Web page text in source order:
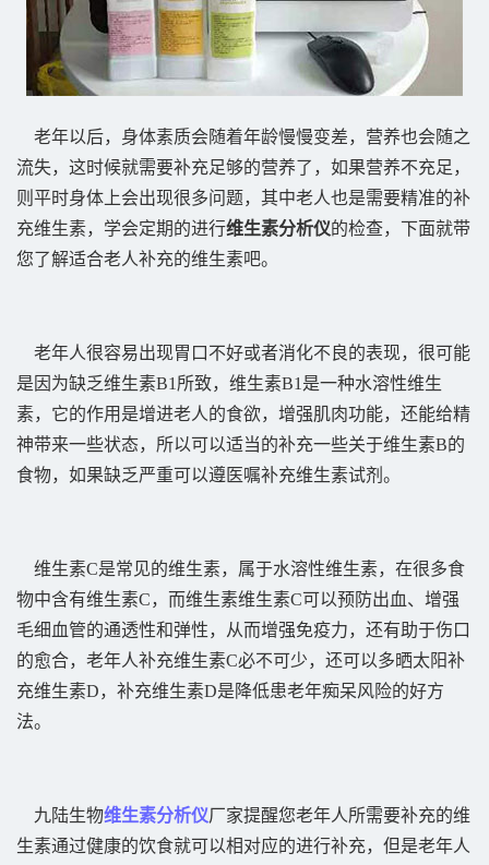
老年以后，身体素质会随着年龄慢慢变差，营养也会随之
流失，这时候就需要补充足够的营养了，如果营养不充足，
则平时身体上会出现很多问题，其中老人也是需要精准的补
充维生素，学会定期的进行维生素分析仪的检查，下面就带
您了解适合老人补充的维生素吧。
老年人很容易出现胃口不好或者消化不良的表现，很可能
是因为缺乏维生素B1所致，维生素B1是一种水溶性维生
素，它的作用是增进老人的食欲，增强肌肉功能，还能给精
神带来一些状态，所以可以适当的补充一些关于维生素B的
食物，如果缺乏严重可以遵医嘱补充维生素试剂。
维生素C是常见的维生素，属于水溶性维生素，在很多食
物中含有维生素C，而维生素维生素C可以预防出血、增强
毛细血管的通透性和弹性，从而增强免疫力，还有助于伤口
的愈合，老年人补充维生素C必不可少，还可以多晒太阳补
充维生素D，补充维生素D是降低患老年痴呆风险的好方
法。
九陆生物维生素分析仪厂家提醒您老年人所需要补充的维
生素通过健康的饮食就可以相对应的进行补充，但是老年人